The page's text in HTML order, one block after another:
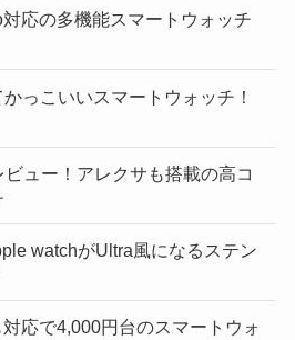
応の多機能スマートウォッチ
っこいいスマートウォッチ！
ビュー！アレクサも搭載の高コ
watchがUltra風になるステン
対応で4,000円台のスマートウォ